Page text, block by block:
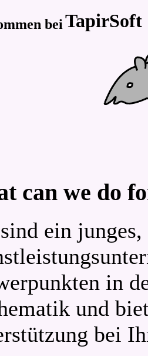
beiTapirSoft
can we do
ein junges,
in
und
bei